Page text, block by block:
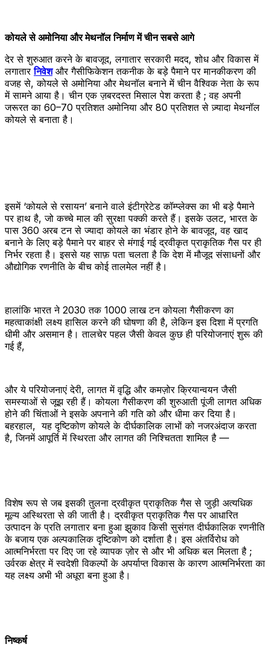
कोयले से अमोनिया और मेथनॉल निर्माण में चीन सबसे आगे
देर से शुरुआत करने के बावजूद, लगातार सरकारी मदद, शोध और विकास में
लगातारनिवेशऔर गैसीफिकेशन तकनीक के बड़े पैमाने पर मानकीकरण की
वजह से, कोयले से अमोनिया और मेथनॉल बनाने में चीन वैश्विक नेता के रूप
में सामने आया है। चीन एक ज़बरदस्त मिसाल पेश करता है ; वह अपनी
जरूरत का 60–70 प्रतिशत अमोनिया और 80 प्रतिशत से ज़्यादा मेथनॉल
कोयले से बनाता है।
इसमें ‘कोयले से रसायन’ बनाने वाले इंटीग्रेटेड कॉम्प्लेक्स का भी बड़े पैमाने
पर हाथ है, जो कच्चे माल की सुरक्षा पक्की करते हैं। इसके उलट, भारत के
पास 360 अरब टन से ज्यादा कोयले का भंडार होने के बावजूद, वह खाद
बनाने के लिए बड़े पैमाने पर बाहर से मंगाई गई द्रवीकृत प्राकृतिक गैस पर ही
निर्भर रहता है। इससे यह साफ़ पता चलता है कि देश में मौजूद संसाधनों और
औद्योगिक रणनीति के बीच कोई तालमेल नहीं है।
हालांकि भारत ने 2030 तक 1000 लाख टन कोयला गैसीकरण का
महत्वाकांक्षी लक्ष्य हासिल करने की घोषणा की है, लेकिन इस दिशा में प्रगति
धीमी और असमान है। तालचेर पहल जैसी केवल कुछ ही परियोजनाएं शुरू की
गई हैं,
और ये परियोजनाएं देरी, लागत में वृद्धि और कमज़ोर क्रियान्वयन जैसी
समस्याओं से जूझ रही हैं। कोयला गैसीकरण की शुरुआती पूंजी लागत अधिक
होने की चिंताओं ने इसके अपनाने की गति को और धीमा कर दिया है।
बहरहाल, यह दृष्टिकोण कोयले के दीर्घकालिक लाभों को नजरअंदाज करता
है, जिनमें आपूर्ति में स्थिरता और लागत की निश्चितता शामिल है —
विशेष रूप से जब इसकी तुलना द्रवीकृत प्राकृतिक गैस से जुड़ी अत्यधिक
मूल्य अस्थिरता से की जाती है। द्रवीकृत प्राकृतिक गैस पर आधारित
उत्पादन के प्रति लगातार बना हुआ झुकाव किसी सुसंगत दीर्घकालिक रणनीति
के बजाय एक अल्पकालिक दृष्टिकोण को दर्शाता है। इस अंतर्विरोध को
आत्मनिर्भरता पर दिए जा रहे व्यापक ज़ोर से और भी अधिक बल मिलता है ;
उर्वरक क्षेत्र में स्वदेशी विकल्पों के अपर्याप्त विकास के कारण आत्मनिर्भरता का
यह लक्ष्य अभी भी अधूरा बना हुआ है।
निष्कर्ष